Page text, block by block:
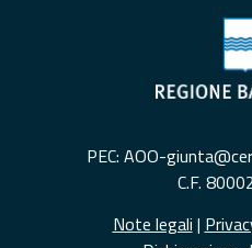
PEC: AOO-
C.F.
Note legali |